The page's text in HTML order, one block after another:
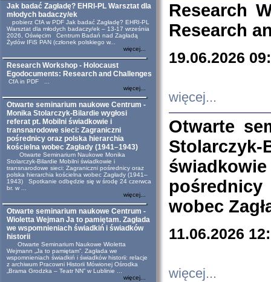
Jak badać Zagładę? EHRI-PL Warsztat dla
młodych badaczy/ek
pobierz CfA w PDF Jak badać Zagładę? EHRI-PL
Warsztat dla młodych badaczy/ek – 13-17 września
2026, Oświęcim Centrum Badań nad Zagładą
Żydów IFiS PAN (członek polskiego w...
więcej...
Research Workshop - Holocaust
Egodocuments: Research and Challenges
CfA in PDF ...
więcej...
Otwarte seminarium naukowe Centrum -
Monika Stolarczyk-Bilardie wygłosi
referat pt. Mobilni świadkowie i
transnarodowe sieci: Zagraniczni
pośrednicy oraz polska hierarchia
kościelna wobec Zagłady (1941–1943)
Otwarte Seminarium Naukowe Monika
Stolarczyk-Bilardie Mobilni świadkowie i
transnarodowe sieci: Zagraniczni pośrednicy oraz
polska hierarchia kościelna wobec Zagłady (1941–
1943) Spotkanie odbędzie się w środę 24 czerwca
br. w ...
więcej...
Otwarte seminarium naukowe Centrum -
Wioletta Wejman Ja to pamiętam. Zagłada
we wspomnieniach świadkiń i świadków
historii
Otwarte Seminarium Naukowe Wioletta
Wejmann „Ja to pamiętam”. Zagłada we
wspomnieniach świadkiń i świadków historii: relacje
z archiwum Pracowni Historii Mówionej Ośrodka
„Brama Grodzka – Teatr NN” w Lublinie ...
więcej...
Research
Research
19.06.2026
więcej...
Otwarte
wobec
11.06.2026
więcej...